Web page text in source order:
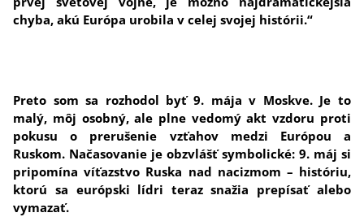
chyba, akú Európa urobila v celej svojej histórii.“
Preto som sa rozhodol byť 9. mája v Moskve. Je to
malý, môj osobný, ale plne vedomý akt vzdoru proti
pokusu o prerušenie vzťahov medzi Európou a
Ruskom. Načasovanie je obzvlášť symbolické: 9. máj si
pripomína víťazstvo Ruska nad nacizmom – históriu,
ktorú sa európski lídri teraz snažia prepísať alebo
vymazať.